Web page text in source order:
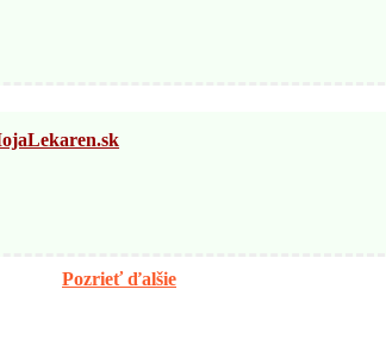
Pozrieť ďalšie